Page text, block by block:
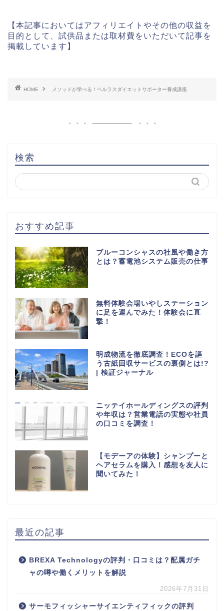
【本記事においてはアフィリエイトやその他の収益を
目的として、試供品または取材費をいただいて記事を
掲載しています】
HOME メソッドが学べる！ベルラスダイエットサポーター養成講座
検索
おすすめ記事
ブルーコンシャスの社風や働き方
とは？蓄電池システム販売の仕事
無料体験会場いやしステーション
に足を運んでみた！体験会に直
撃！
明成物流を徹底調査！ECOを謳
う古紙回収サービスの裏側とは!?
| 検証ジャーナル
ニッテイホールディングスの評判
や年収は？営業電話の実態や社員
の口コミを調査！
【モデーアの体験】シャンプーと
ヘアセラムを購入！感想を友人に
聞いてみた！
最近の記事
BREXA Technologyの評判・口コミは？配属ガチ
ャの噂や働くメリットを解説
2026年7月31日
サーモフィッシャーサイエンティフィックの評判